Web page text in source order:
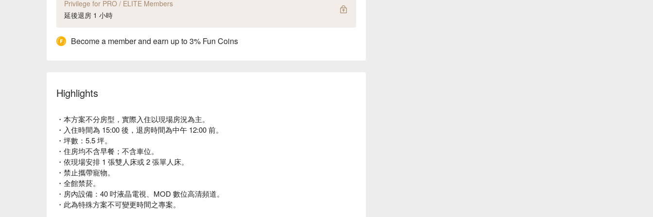
Privilege for PRO / ELITE Members
延後退房 1 小時
Become a member and earn up to 3% Fun Coins
Highlights
・本方案不分房型，實際入住以現場房況為主。
・入住時間為 15:00 後，退房時間為中午 12:00 前。
・坪數：5.5 坪。
・住房均不含早餐；不含車位。
・依現場安排 1 張雙人床或 2 張單人床。
・禁止攜帶寵物。
・全館禁菸。
・房內設備：40 吋液晶電視、MOD 數位高清頻道。
・此為特殊方案不可變更時間之專案。